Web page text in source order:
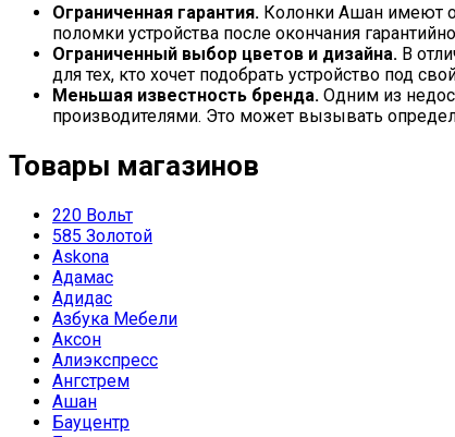
Ограниченная гарантия. Колонки Ашан имеют
поломки устройства после окончания
Ограниченный выбор цветов и дизайна. В
для тех, кто хочет подобрать устройство под
Меньшая известность бренда. Одним из
производителями. Это может вызывать
Товары магазинов
220 Вольт
585 Золотой
Askona
Адамас
Адидас
Азбука Мебели
Аксон
Алиэкспресс
Ангстрем
Ашан
Бауцентр